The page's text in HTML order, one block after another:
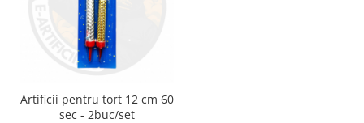
Artificii pentru tort 12 cm 60
sec - 2buc/set